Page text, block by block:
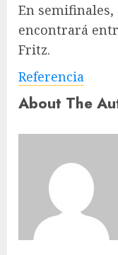
En
encontrará
Fritz.
Referencia
About The